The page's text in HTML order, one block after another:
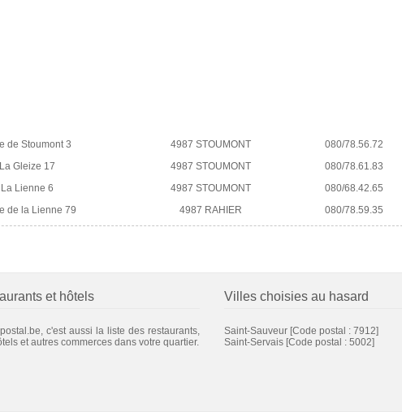
de Stoumont 3 4987 STOUMONT
080/78.56.72
La Gleize 17 4987 STOUMONT
080/78.61.83
La Lienne 6 4987 STOUMONT
080/68.42.65
de la Lienne 79 4987 RAHIER 080/78.59.35
et hôtels
c'est aussi la liste des restaurants,
et autres commerces dans votre quartier.
Villes choisies au hasard
Saint-Sauveur [Code postal : 7912]
Saint-Servais [Code postal : 5002]